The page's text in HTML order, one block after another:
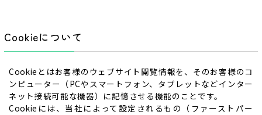
Cookieについて
Cookieとはお客様のウェブサイト閲覧情報を、そのお客様のコ
ンピューター（PCやスマートフォン、タブレットなどインター
ネット接続可能な機器）に記憶させる機能のことです。
Cookieには、当社によって設定されるもの（ファーストパー